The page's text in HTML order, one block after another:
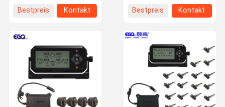
Bestpreis
Kontakt
Bestpreis
Kontakt